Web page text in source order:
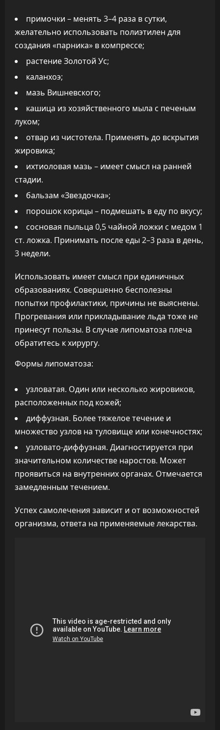
примочки – менять 3–4 раза в сутки,
желательно использовать полиэтилен для
создания «парника» в компрессе;
растение Золотой Ус;
каланхоэ;
мазь Вишневского;
кашица из хозяйственного мыла с печеным
луком;
отвар из чистотела. Применять до вскрытия
жировика;
ихтиоловая мазь – имеет смысл на ранней
стадии.
бальзам «Звездочка»;
порошок корицы – подмешать в еду по вкусу;
сосновая пыльца 0,5 чайной ложки с медом 1
ст. ложка. Принимать после еды 2–3 раза в день,
3 недели.
Использовать имеет смысл при единичных
образованиях. Совершенно бесполезны
попытки профилактики, причины не выяснены.
Прогревания или прикладывание льда тоже не
принесут пользы. В случае липоматоза плеча
обратитесь к хирургу.
Формы липоматоза:
узловатая. Один или несколько жировиков,
расположенных под кожей;
диффузная. Более тяжелое течение и
множество узлов на туловище или конечностях;
узловато-диффузная. Диагностируется при
значительном количестве наростов. Может
проявиться на внутренних органах. Отмечается
замедленным течением.
Успех самолечения зависит и от возможностей
организма, ответа на применяемые лекарства.